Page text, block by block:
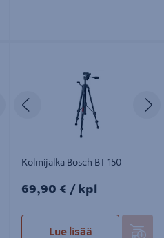
Seuraava
Kolmijalka Bosch BT 150
69,90€/kpl
69,90 € / kpl
Lue lisää